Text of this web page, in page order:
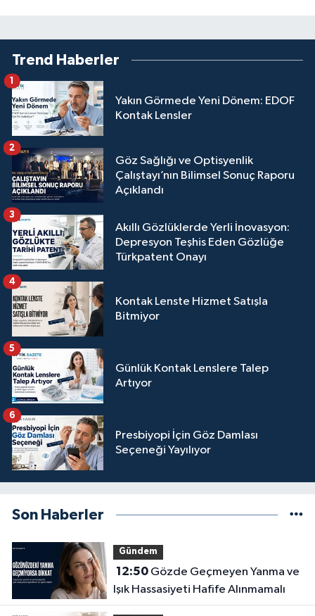
Trend Haberler
Yakın Görmede Yeni Dönem: EDOF
Kontak Lensler
1
Göz Sağlığı ve Optisyenlik
Çalıştayı’nın Bilimsel Sonuç Raporu
Açıklandı
2
Akıllı Gözlüklerde Yerli İnovasyon:
Depresyon Teşhis Eden Gözlüğe
Türkpatent Onayı
3
Kontak Lenste Hizmet Satışla
Bitmiyor
4
Günlük Kontak Lenslere Talep
Artıyor
5
Presbiyopi İçin Göz Damlası
Seçeneği Yayılıyor
6
Son Haberler
Gündem
12:50Gözde Geçmeyen Yanma ve
Işık Hassasiyeti Hafife Alınmamalı